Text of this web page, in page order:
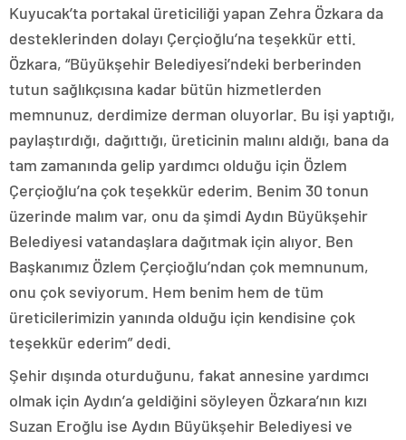
Kuyucak’ta portakal üreticiliği yapan Zehra Özkara da
desteklerinden dolayı Çerçioğlu’na teşekkür etti.
Özkara, “Büyükşehir Belediyesi’ndeki berberinden
tutun sağlıkçısına kadar bütün hizmetlerden
memnunuz, derdimize derman oluyorlar. Bu işi yaptığı,
paylaştırdığı, dağıttığı, üreticinin malını aldığı, bana da
tam zamanında gelip yardımcı olduğu için Özlem
Çerçioğlu’na çok teşekkür ederim. Benim 30 tonun
üzerinde malım var, onu da şimdi Aydın Büyükşehir
Belediyesi vatandaşlara dağıtmak için alıyor. Ben
Başkanımız Özlem Çerçioğlu’ndan çok memnunum,
onu çok seviyorum. Hem benim hem de tüm
üreticilerimizin yanında olduğu için kendisine çok
teşekkür ederim” dedi.
Şehir dışında oturduğunu, fakat annesine yardımcı
olmak için Aydın’a geldiğini söyleyen Özkara’nın kızı
Suzan Eroğlu ise Aydın Büyükşehir Belediyesi ve